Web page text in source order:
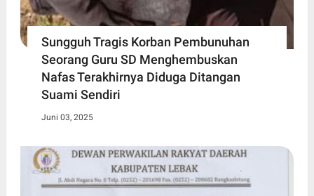
Sungguh Tragis Korban Pembunuhan
Seorang Guru SD Menghembuskan
Nafas Terakhirnya Diduga Ditangan
Suami Sendiri
Juni 03, 2025